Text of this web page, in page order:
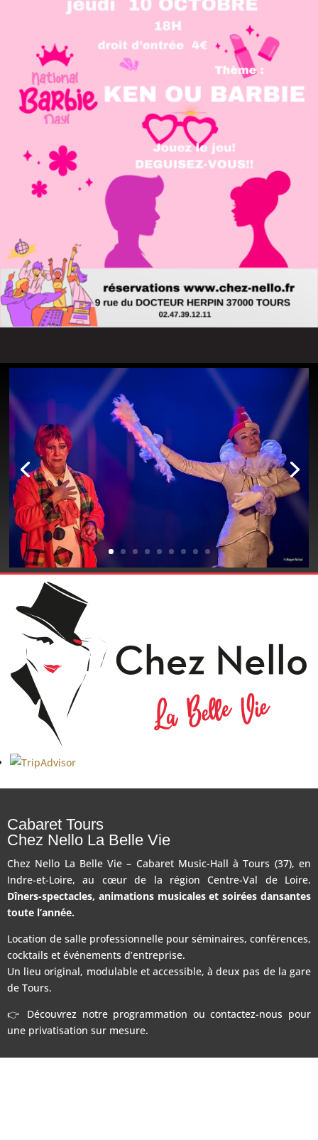
Cabaret Tours
Chez Nello La Belle Vie
Chez Nello La Belle Vie – Cabaret Music-Hall à Tours (37), en
Indre-et-Loire, au cœur de la région Centre-Val de Loire.
Dîners-spectacles, animations musicales et soirées dansantes
toute l’année.
Location de salle professionnelle pour séminaires, conférences,
cocktails et événements d’entreprise.
Un lieu original, modulable et accessible, à deux pas de la gare
de Tours.
👉 Découvrez notre programmation ou contactez-nous pour
une privatisation sur mesure.